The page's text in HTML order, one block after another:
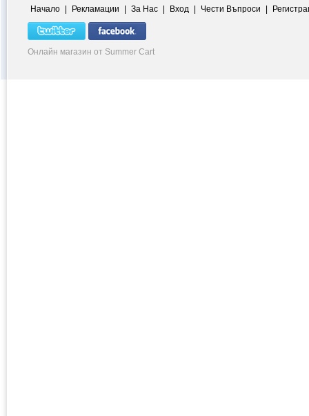
Начало | Рекламации | За Нас | Вход | Чести Въпроси |
Онлайн магазин от Summer Cart